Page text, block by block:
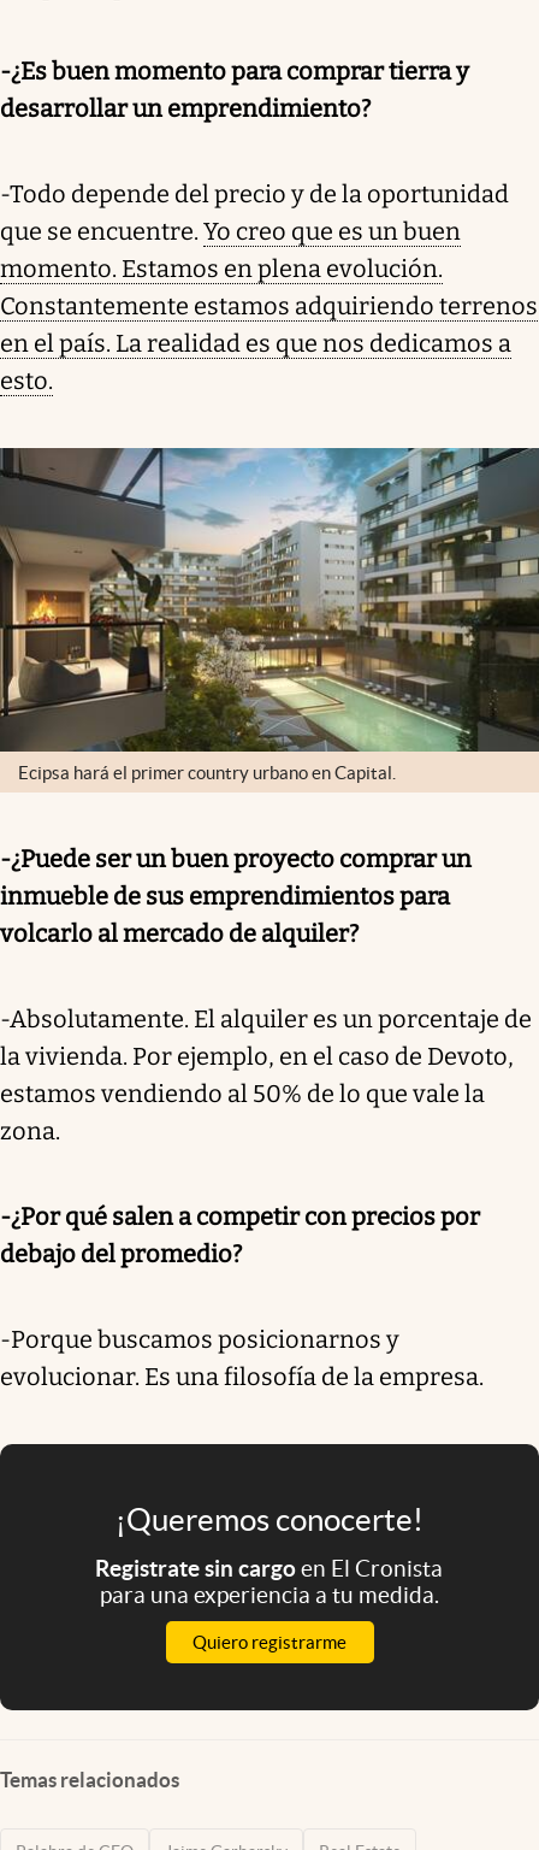
-¿Es buen momento para comprar tierra y
desarrollar un emprendimiento?
-Todo depende del precio y de la oportunidad
que se encuentre. Yo creo que es un buen
momento. Estamos en plena evolución.
Constantemente estamos adquiriendo terrenos
en el país. La realidad es que nos dedicamos a
esto.
Ecipsa hará el primer country urbano en Capital.
-¿Puede ser un buen proyecto comprar un
inmueble de sus emprendimientos para
volcarlo al mercado de alquiler?
-Absolutamente. El alquiler es un porcentaje de
la vivienda. Por ejemplo, en el caso de Devoto,
estamos vendiendo al 50% de lo que vale la
zona.
-¿Por qué salen a competir con precios por
debajo del promedio?
-Porque buscamos posicionarnos y
evolucionar. Es una filosofía de la empresa.
¡Queremos conocerte!
Registrate sin cargoen El Cronista
para una experiencia a tu medida.
Quiero registrarme
Temas relacionados